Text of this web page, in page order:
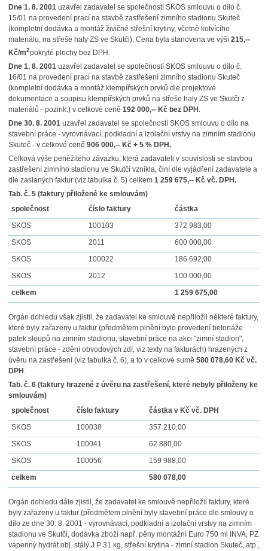
Dne 1. 8. 2001uzavřel zadavatel se společností SKOS smlouvu o dílo č.
15/01 na provedení prací na stavbě zastřešení zimního stadionu Skuteč
(kompletní dodávka a montáž živičné střešní krytiny, včetně kotvícího
materiálu, na střeše haly ZS ve Skutči). Cena byla stanovena ve výši 215,--
Kč/m2pokryté plochy bez DPH.
Dne 1. 8. 2001uzavřel zadavatel se společností SKOS smlouvu o dílo č.
16/01 na provedení prací na stavbě zastřešení zimního stadionu Skuteč
(kompletní dodávka a montáž klempířských prvků dle projektové
dokumentace a soupisu klempířských prvků na střeše haly ZS ve Skutči z
materiálů - pozink.) v celkové ceně 192 000,-- Kč bez DPH .
Dne 30. 8. 2001uzavřel zadavatel se společností SKOS smlouvu o dílo na
stavební práce - vyrovnávací, podkladní a izolační vrstvy na zimním stadionu
Skuteč - v celkové ceně 906 000,-- Kč + 5 % DPH.
Celková výše peněžitého závazku, která zadavateli v souvislosti se stavbou
zastřešení zimního stadionu ve Skutči vznikla, činí dle vyjádření zadavatele a
dle zaslaných faktur (viz tabulka č. 5) celkem 1 259 675,-- Kč vč. DPH.
Tab. č. 5 (faktury přiložené ke smlouvám)
společnost
číslo faktury
částka
SKOS
100103
372 983,00
SKOS
2011
600 000,00
SKOS
100022
186 692,00
SKOS
2012
100 000,00
celkem
1 259 675,00
Orgán dohledu však zjistil, že zadavatel ke smlouvě nepřiložil některé faktury,
které byly zařazeny u faktur (předmětem plnění bylo provedení betonáže
patek sloupů na zimním stadionu, stavební práce na akci "zimní stadion",
stavební práce - zdění obvodových zdí, viz texty na fakturách) hrazených z
úvěru na zastřešení (viz tabulka č. 6), a to v celkové sumě 580 078,60 Kč vč.
DPH .
Tab. č. 6 (faktury hrazené z úvěru na zastřešení, které nebyly přiloženy ke
smlouvám)
společnost
číslo faktury
částka v Kč vč. DPH
SKOS
100038
357 210,00
SKOS
100041
62 880,00
SKOS
100056
159 988,00
celkem
580 078,00
Orgán dohledu dále zjistil, že zadavatel ke smlouvě nepřiložil faktury, které
byly zařazeny u faktur (předmětem plnění byly stavební práce dle smlouvy o
dílo ze dne 30. 8. 2001 - vyrovnávací, podkladní a izolační vrstvy na zimním
stadionu ve Skutči, dodávka zboží např. pěny montážní Euro 750 ml INVA, PZ
vápenný hydrát obj. stálý J P 31 kg, střešní krytina - zimní stadion Skuteč, atp.,